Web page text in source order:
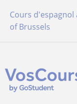
Cours d'espagnol
of Brussels